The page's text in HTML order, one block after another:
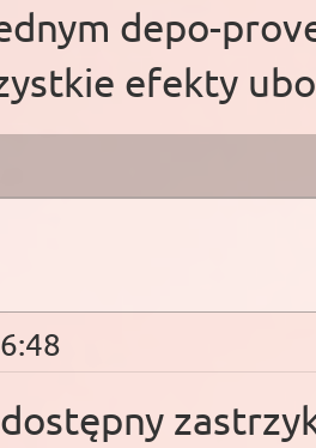
depo-
efekty